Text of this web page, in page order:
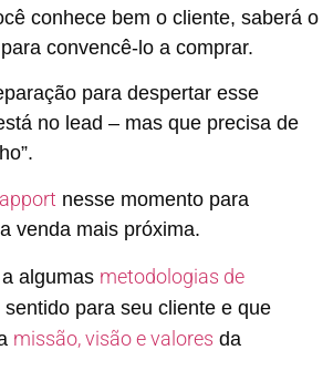
conhece bem o cliente, saberá o
convencê-lo a comprar.
para despertar esse
no lead – mas que precisa de
nesse momento para
venda mais próxima.
algumas metodologias de
para seu cliente e que
missão, visão e valores da